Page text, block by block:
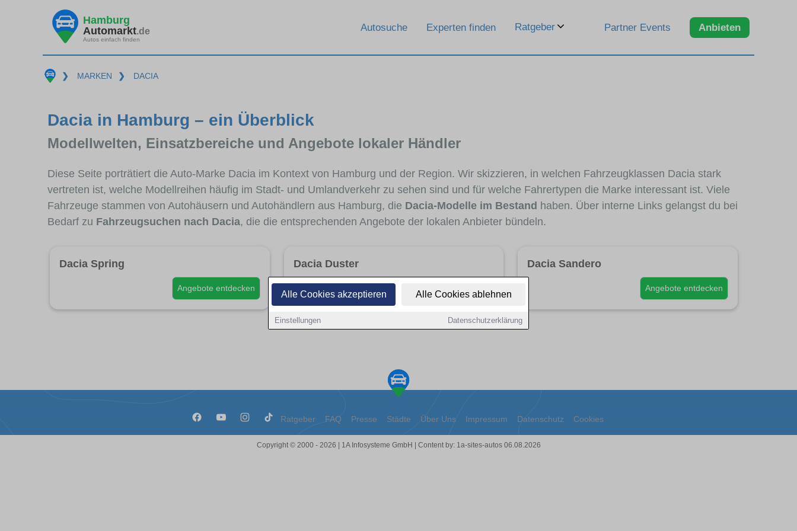
Alle Cookies akzeptieren Alle Cookies ablehnen
Einstellungen Datenschutzerklärung
Hamburg
Automarkt.de
Autos einfach finden
Autosuche Experten finden Ratgeber Partner Events Anbieten
❯ MARKEN ❯ DACIA
Dacia in Hamburg – ein Überblick
Modellwelten, Einsatzbereiche und Angebote lokaler Händler
Diese Seite porträtiert die Auto-Marke Dacia im Kontext von Hamburg und der Region. Wir skizzieren, in welchen Fahrzeugklassen Dacia stark
vertreten ist, welche Modellreihen häufig im Stadt- und Umlandverkehr zu sehen sind und für welche Fahrertypen die Marke interessant ist. Viele
Fahrzeuge stammen von Autohäusern und Autohändlern aus Hamburg, die Dacia-Modelle im Bestand haben. Über interne Links gelangst du bei
Bedarf zu Fahrzeugsuchen nach Dacia, die die entsprechenden Angebote der lokalen Anbieter bündeln.
Dacia Spring
Angebote entdecken
Dacia Duster Dacia Sandero
Angebote entdecken
Ratgeber FAQ Presse Städte Über Uns Impressum Datenschutz Cookies
Copyright © 2000 - 2026 | 1A Infosysteme GmbH | Content by: 1a-sites-autos 06.08.2026